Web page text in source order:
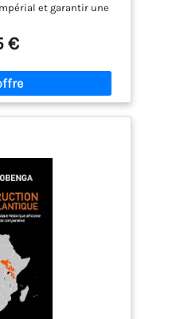
et garantir une
de la Grande Armée, ce
conçu pour les
d'histoire militaire
HISTOIRE -
à votre tenue grâce
pour les champs
d'une fermeture auto-
en velours à coudre,
retire facilement des
tactiques ou
- Avec ses
ce patch a la taille
€